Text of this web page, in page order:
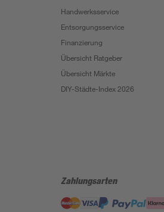
Handwerksservice
Entsorgungsservice
Finanzierung
Übersicht Ratgeber
Übersicht Märkte
DIY-Städte-Index 2026
Zahlungsarten